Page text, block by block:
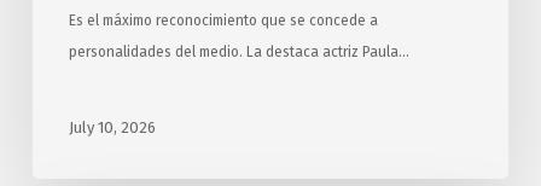
Es el máximo reconocimiento que se concede a
personalidades del medio. La destaca actriz Paula…
July 10, 2026